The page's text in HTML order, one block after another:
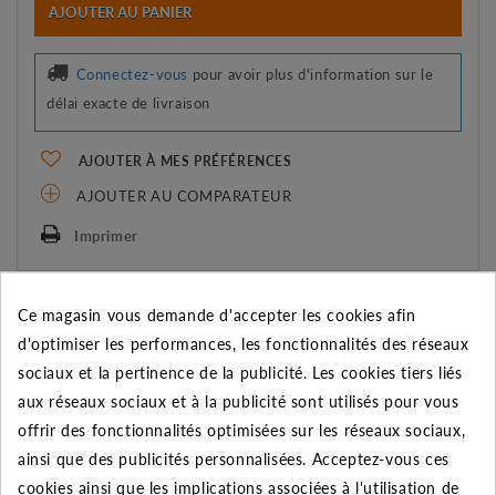
AJOUTER AU PANIER
Connectez-vous pour avoir plus d'information sur le
délai exacte de livraison
AJOUTER À MES PRÉFÉRENCES
AJOUTER AU COMPARATEUR
Imprimer
REMISE SUR LA QUANTITÉ
Appliquée dans le panier
Quantité Remise Vous économisez
5 2% Jusqu'à1,93 €
10 5% Jusqu'à 9,66 €
Ce magasin vous demande d'accepter les cookies afin
d'optimiser les performances, les fonctionnalités des réseaux
sociaux et la pertinence de la publicité. Les cookies tiers liés
aux réseaux sociaux et à la publicité sont utilisés pour vous
offrir des fonctionnalités optimisées sur les réseaux sociaux,
ainsi que des publicités personnalisées. Acceptez-vous ces
cookies ainsi que les implications associées à l'utilisation de